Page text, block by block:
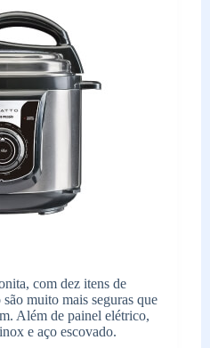
com dez itens de
muito mais seguras que
Além de painel elétrico,
e aço escovado.